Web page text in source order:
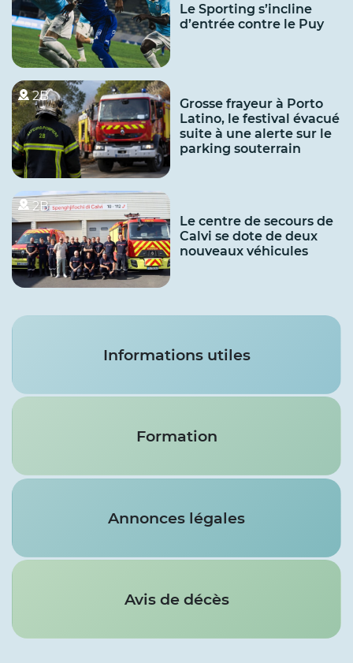
Le Sporting s’incline
d’entrée contre le Puy
2B
Grosse frayeur à Porto
Latino, le festival évacué
suite à une alerte sur le
parking souterrain
2B
Le centre de secours de
Calvi se dote de deux
nouveaux véhicules
Services
Informations utiles
Formation
Annonces légales
Avis de décès